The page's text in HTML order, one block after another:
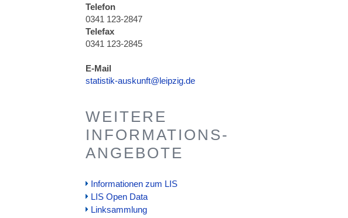
Telefon
0341 123-2847
Telefax
0341 123-2845
E-Mail
statistik-auskunft@leipzig.de
WEITERE
INFORMATIONS-
ANGEBOTE
Informationen zum LIS
LIS Open Data
Linksammlung